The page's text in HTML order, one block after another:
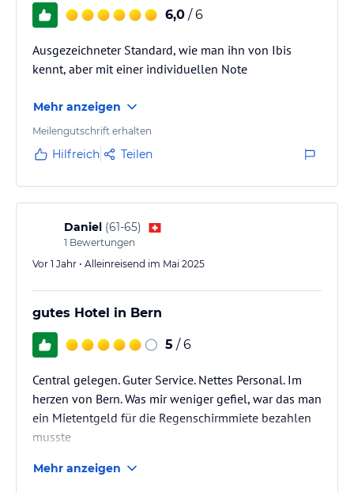
6,0 / 6
Ausgezeichneter Standard, wie man ihn von Ibis
kennt, aber mit einer individuellen Note
Mehr anzeigen
Meilengutschrift erhalten
Hilfreich Teilen
Daniel (61-65)
1 Bewertungen
Vor 1 Jahr • Alleinreisend im Mai 2025
gutes Hotel in Bern
5 / 6
Central gelegen. Guter Service. Nettes Personal. Im
herzen von Bern. Was mir weniger gefiel, war das man
ein Mietentgeld für die Regenschirmmiete bezahlen
musste
Mehr anzeigen